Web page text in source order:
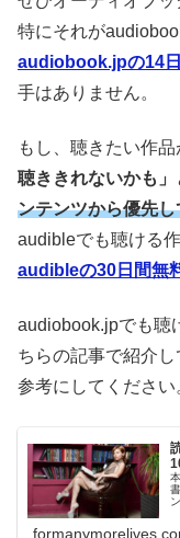
特にそれが
audiobook.jpの14
手はありません。
もし、聴きたい作品
聴ききれないかも」
ンテンツから優先
audibleでも聴ける
audibleの30日間無
audiobook.jpでも聴
ちらの記事で紹介し
参考にしてください